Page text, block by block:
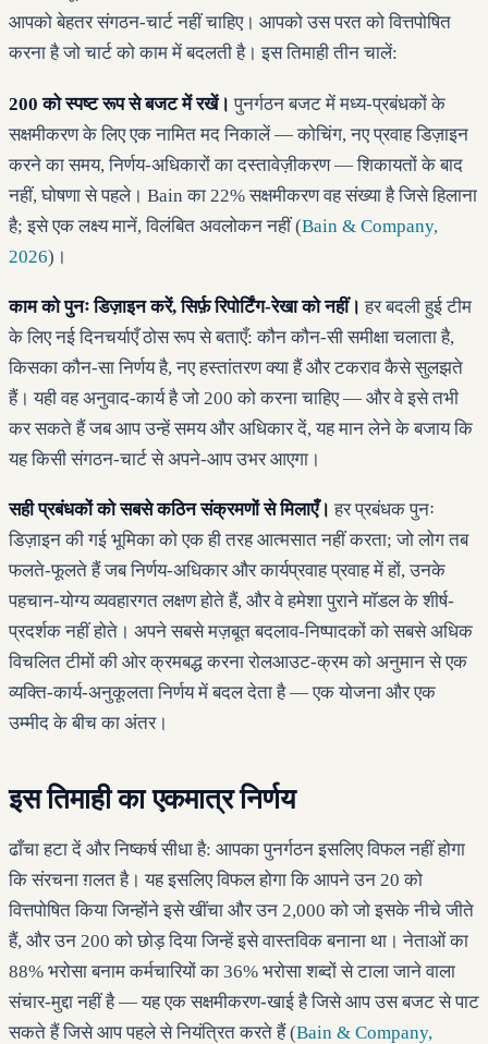
आपको बेहतर संगठन-चार्ट नहीं चाहिए। आपको उस परत को वित्तपोषित
करना है जो चार्ट को काम में बदलती है। इस तिमाही तीन चालें:
200 को स्पष्ट रूप से बजट में रखें। पुनर्गठन बजट में मध्य-प्रबंधकों के
सक्षमीकरण के लिए एक नामित मद निकालें — कोचिंग, नए प्रवाह डिज़ाइन
करने का समय, निर्णय-अधिकारों का दस्तावेज़ीकरण — शिकायतों के बाद
नहीं, घोषणा से पहले। Bain का 22% सक्षमीकरण वह संख्या है जिसे हिलाना
है; इसे एक लक्ष्य मानें, विलंबित अवलोकन नहीं (Bain & Company,
2026)।
काम को पुनः डिज़ाइन करें, सिर्फ़ रिपोर्टिंग-रेखा को नहीं। हर बदली हुई टीम
के लिए नई दिनचर्याएँ ठोस रूप से बताएँ: कौन कौन-सी समीक्षा चलाता है,
किसका कौन-सा निर्णय है, नए हस्तांतरण क्या हैं और टकराव कैसे सुलझते
हैं। यही वह अनुवाद-कार्य है जो 200 को करना चाहिए — और वे इसे तभी
कर सकते हैं जब आप उन्हें समय और अधिकार दें, यह मान लेने के बजाय कि
यह किसी संगठन-चार्ट से अपने-आप उभर आएगा।
सही प्रबंधकों को सबसे कठिन संक्रमणों से मिलाएँ। हर प्रबंधक पुनः
डिज़ाइन की गई भूमिका को एक ही तरह आत्मसात नहीं करता; जो लोग तब
फलते-फूलते हैं जब निर्णय-अधिकार और कार्यप्रवाह प्रवाह में हों, उनके
पहचान-योग्य व्यवहारगत लक्षण होते हैं, और वे हमेशा पुराने मॉडल के शीर्ष-
प्रदर्शक नहीं होते। अपने सबसे मज़बूत बदलाव-निष्पादकों को सबसे अधिक
विचलित टीमों की ओर क्रमबद्ध करना रोलआउट-क्रम को अनुमान से एक
व्यक्ति-कार्य-अनुकूलता निर्णय में बदल देता है — एक योजना और एक
उम्मीद के बीच का अंतर।
इस तिमाही का एकमात्र निर्णय
ढाँचा हटा दें और निष्कर्ष सीधा है: आपका पुनर्गठन इसलिए विफल नहीं होगा
कि संरचना ग़लत है। यह इसलिए विफल होगा कि आपने उन 20 को
वित्तपोषित किया जिन्होंने इसे खींचा और उन 2,000 को जो इसके नीचे जीते
हैं, और उन 200 को छोड़ दिया जिन्हें इसे वास्तविक बनाना था। नेताओं का
88% भरोसा बनाम कर्मचारियों का 36% भरोसा शब्दों से टाला जाने वाला
संचार-मुद्दा नहीं है — यह एक सक्षमीकरण-खाई है जिसे आप उस बजट से पाट
सकते हैं जिसे आप पहले से नियंत्रित करते हैं (Bain & Company,